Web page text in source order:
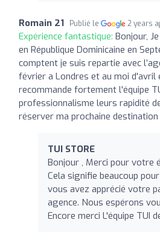
Romain 21 Publié le 2 years
Expérience fantastique: Bonjour,
en République Dominicaine en
comptent je suis repartie avec
février a Londres et au moi d'avril
recommande fortement l'équipe
professionnalisme leurs rapidité
réserver ma prochaine
TUI STORE
Bonjour , Merci pour votre
Cela signifie beaucoup
vous avez apprécié votre
agence. Nous espérons
Encore merci L'équipe TUI